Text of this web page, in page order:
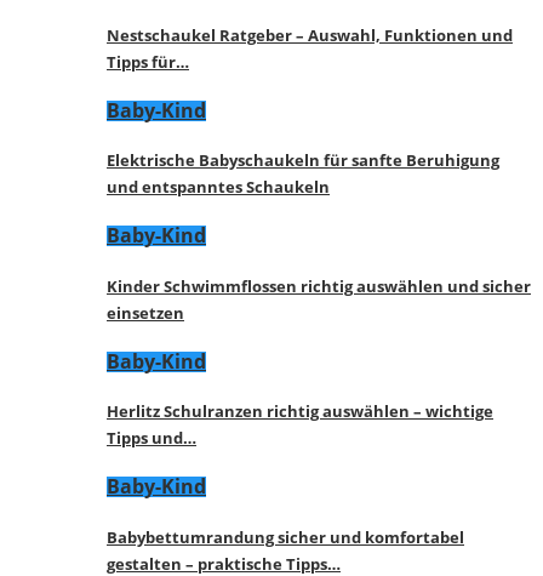
Nestschaukel Ratgeber – Auswahl, Funktionen und
Tipps für…
Baby-Kind
Elektrische Babyschaukeln für sanfte Beruhigung
und entspanntes Schaukeln
Baby-Kind
Kinder Schwimmflossen richtig auswählen und sicher
einsetzen
Baby-Kind
Herlitz Schulranzen richtig auswählen – wichtige
Tipps und…
Baby-Kind
Babybettumrandung sicher und komfortabel
gestalten – praktische Tipps…